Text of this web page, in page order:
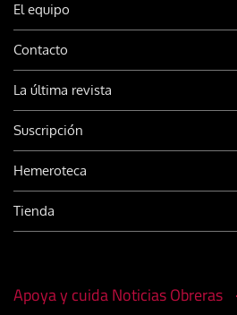
El equipo
Contacto
La última revista
Suscripción
Hemeroteca
Tienda
Apoya y cuida Noticias Obreras